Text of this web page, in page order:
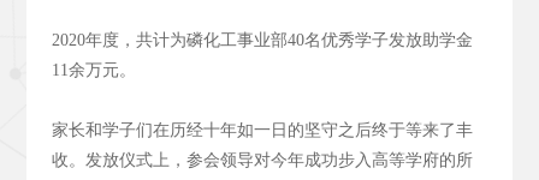
2020年度，共计为磷化工事业部40名优秀学子发放助学金
11余万元。
家长和学子们在历经十年如一日的坚守之后终于等来了丰
收。发放仪式上，参会领导对今年成功步入高等学府的所